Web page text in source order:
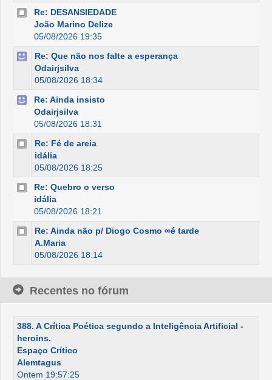
Re: DESANSIEDADE
João Marino Delize
05/08/2026 19:35
Re: Que não nos falte a esperança
Odairjsilva
05/08/2026 18:34
Re: Ainda insisto
Odairjsilva
05/08/2026 18:31
Re: Fé de areia
idália
05/08/2026 18:25
Re: Quebro o verso
idália
05/08/2026 18:21
Re: Ainda não p/ Diogo Cosmo ∞é tarde
A.Maria
05/08/2026 18:14
Recentes no fórum
388. A Crítica Poética segundo a Inteligência Artificial -
heroins.
Espaço Crítico
Alemtagus
Ontem 19:57:25